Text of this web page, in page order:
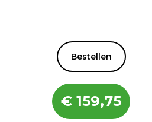
Bestellen
€ 159,75